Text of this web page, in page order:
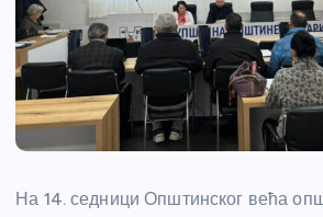
На 14. седници Општинског већа